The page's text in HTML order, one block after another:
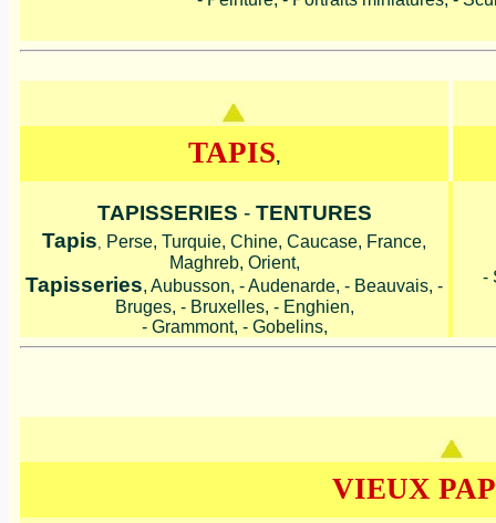
TAPIS,
TAPISSERIES -TENTURES
Tapis, Perse, Turquie, Chine, Caucase, France,
Maghreb, Orient,
Tapisseries, Aubusson, - Audenarde, - Beauvais, -
Bruges, - Bruxelles, - Enghien,
- Grammont, - Gobelins,
-
VIEUX